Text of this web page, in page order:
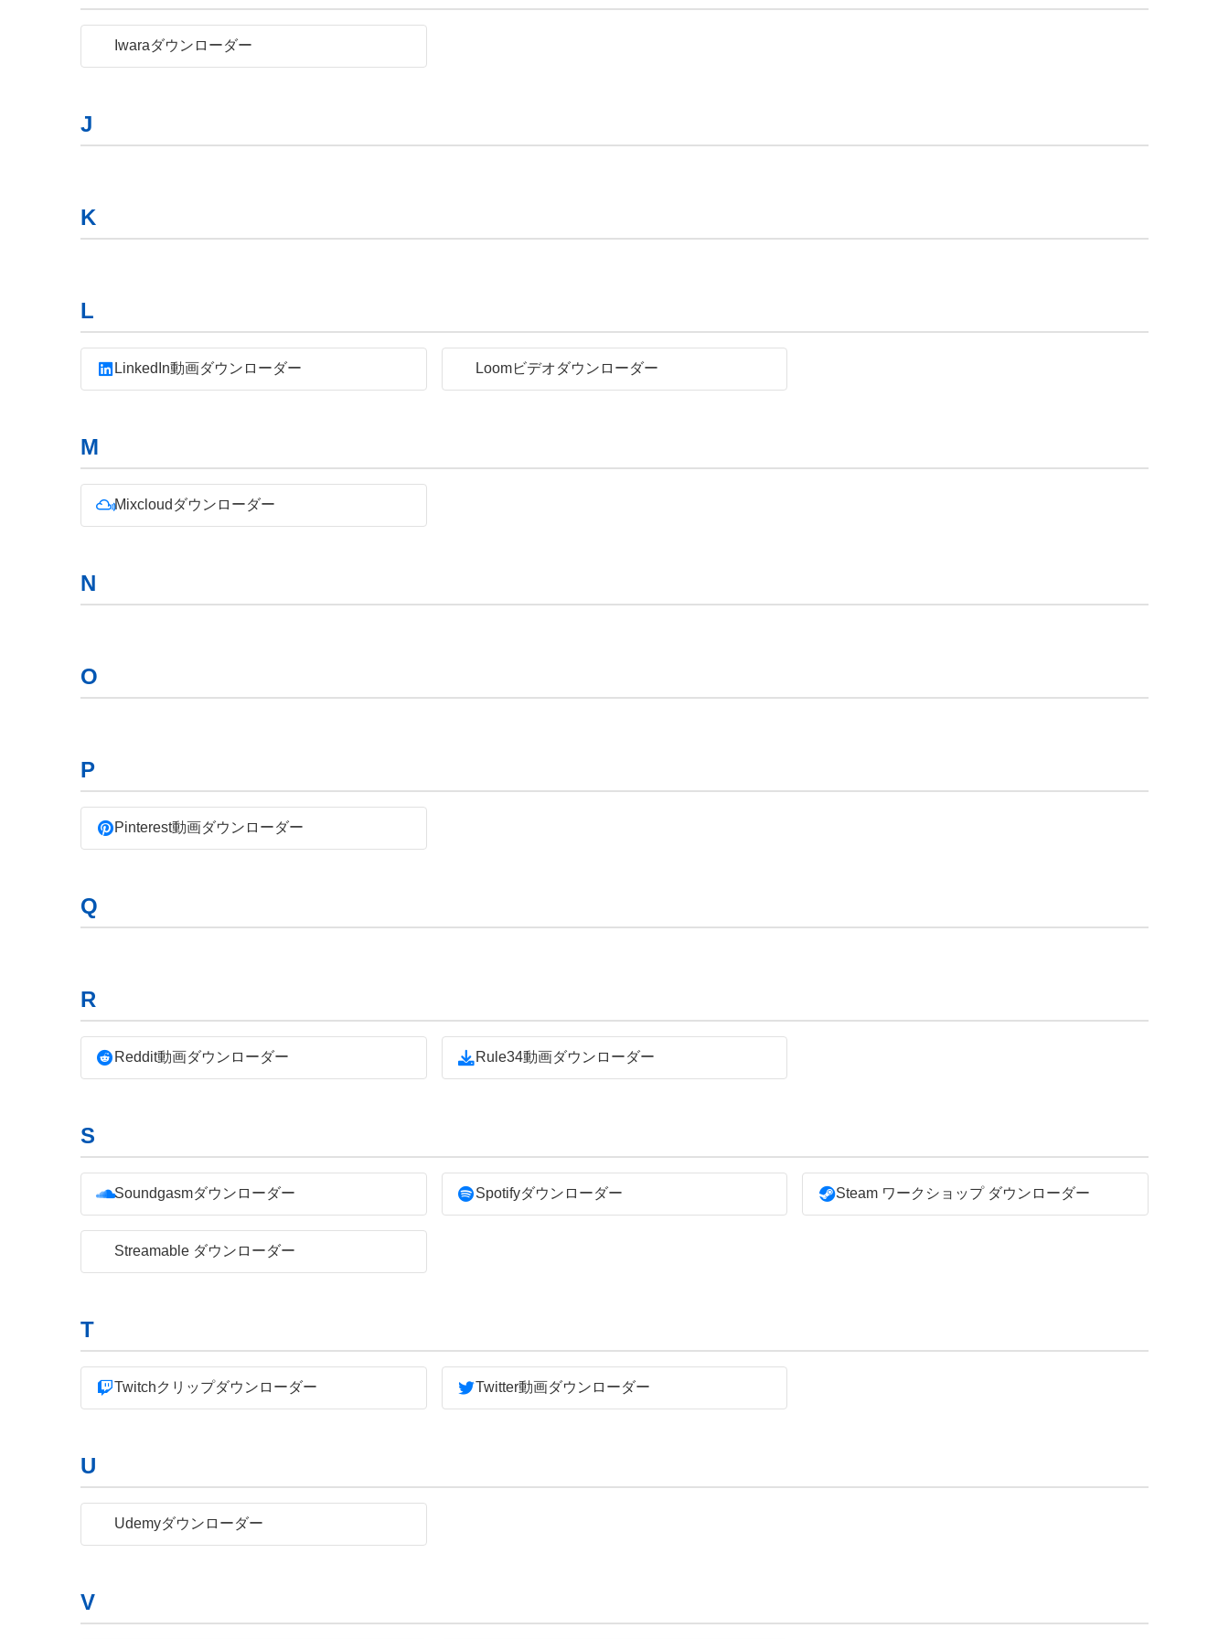
Iwaraダウンローダー
J
K
L
LinkedIn動画ダウンローダー Loomビデオダウンローダー
M
Mixcloudダウンローダー
N
O
P
Pinterest動画ダウンローダー
Q
R
Reddit動画ダウンローダー Rule34動画ダウンローダー
S
Soundgasmダウンローダー Spotifyダウンローダー Steam ワークショップ ダウンローダー
Streamable ダウンローダー
T
Twitchクリップダウンローダー Twitter動画ダウンローダー
U
Udemyダウンローダー
V